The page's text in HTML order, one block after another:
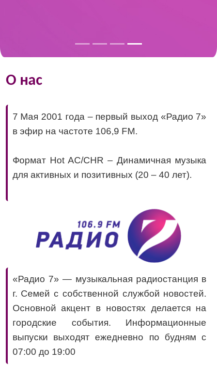
О нас
7 Мая 2001 года – первый выход «Радио 7»
в эфир на частоте 106,9 FM.
Формат Hot AC/CHR – Динамичная музыка
для активных и позитивных (20 – 40 лет).
«Радио 7» — музыкальная радиостанция в
г. Семей с собственной службой новостей.
Основной акцент в новостях делается на
городские события. Информационные
выпуски выходят ежедневно по будням с
07:00 до 19:00